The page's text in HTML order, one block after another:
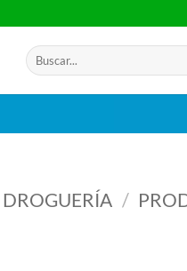
Buscar
por:
/